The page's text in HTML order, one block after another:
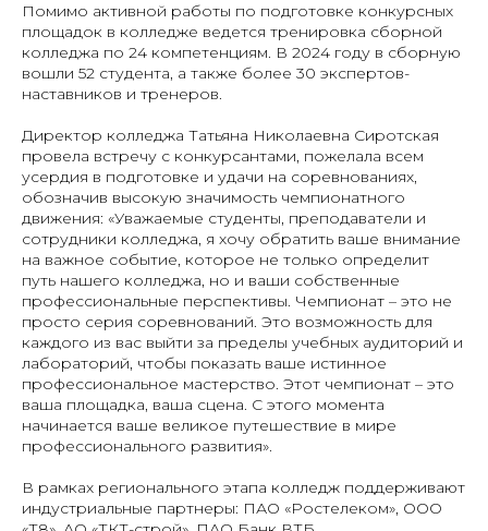
Помимо активной работы по подготовке конкурсных
площадок в колледже ведется тренировка сборной
колледжа по 24 компетенциям. В 2024 году в сборную
вошли 52 студента, а также более 30 экспертов-
наставников и тренеров.
Директор колледжа Татьяна Николаевна Сиротская
провела встречу с конкурсантами, пожелала всем
усердия в подготовке и удачи на соревнованиях,
обозначив высокую значимость чемпионатного
движения: «Уважаемые студенты, преподаватели и
сотрудники колледжа, я хочу обратить ваше внимание
на важное событие, которое не только определит
путь нашего колледжа, но и ваши собственные
профессиональные перспективы. Чемпионат – это не
просто серия соревнований. Это возможность для
каждого из вас выйти за пределы учебных аудиторий и
лабораторий, чтобы показать ваше истинное
профессиональное мастерство. Этот чемпионат – это
ваша площадка, ваша сцена. С этого момента
начинается ваше великое путешествие в мире
профессионального развития».
В рамках регионального этапа колледж поддерживают
индустриальные партнеры: ПАО «Ростелеком», ООО